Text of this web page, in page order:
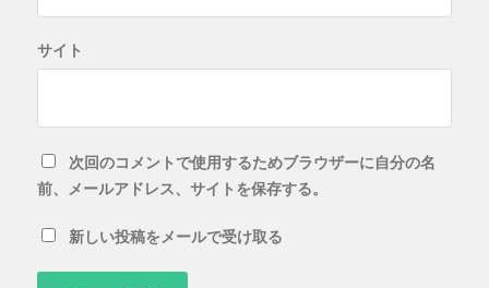
サイト
次回のコメントで使用するためブラウザーに自分の名
前、メールアドレス、サイトを保存する。
新しい投稿をメールで受け取る